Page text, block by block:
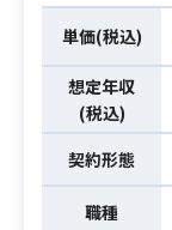
必須スキル
単価(税込)
想定年収
(税込)
契約形態
職種